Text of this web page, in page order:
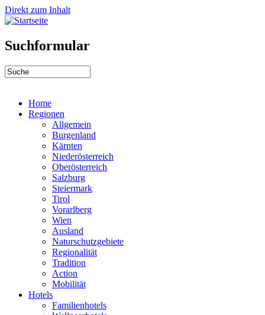
Direkt zum Inhalt
Suchformular
Home
Regionen
Allgemein
Burgenland
Kärnten
Niederösterreich
Oberösterreich
Salzburg
Steiermark
Tirol
Vorarlberg
Wien
Ausland
Naturschutzgebiete
Regionalität
Tradition
Action
Mobilität
Hotels
Familienhotels